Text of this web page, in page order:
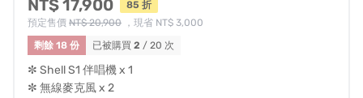
螢幕 OFF：X1 10H｜X2 11H
NT$ 17,900
85 折
預定售價 NT$ 20,900 ，現省 NT$ 3,000
剩餘 18 份
已被購買 2 / 20 次
✼ Shell S1 伴唱機 x 1
✼ 無線麥克風 x 2